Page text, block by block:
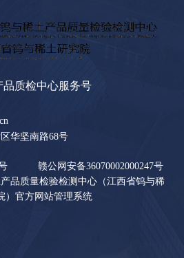
品质检中心服务号
华坚南路68号
赣公网安备36070002000247号
品质量检验检测中心（江西省钨与稀
）官方网站管理系统